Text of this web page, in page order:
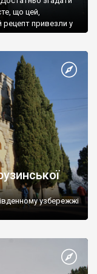
що цей,
рецепт привезли у
узбережжі